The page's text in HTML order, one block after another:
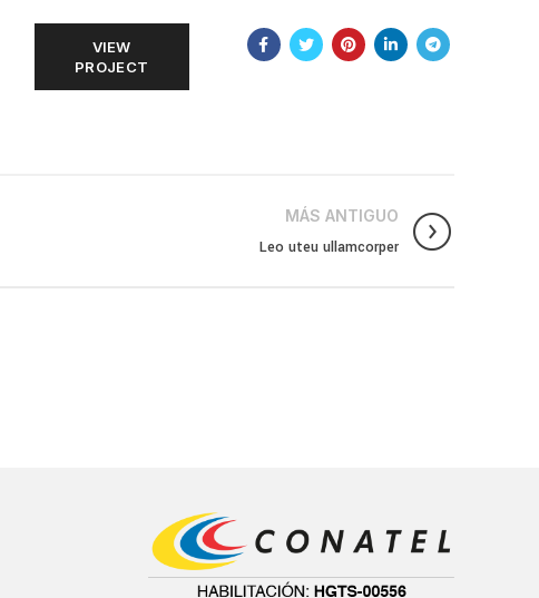
VIEW
PROJECT
MÁS ANTIGUO
Leo uteu ullamcorper